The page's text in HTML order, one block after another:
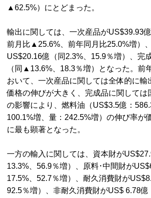
▲62.5%）にとどまった。
輸出に関しては、一次産品がUS$39.93
前月比▲25.6%、前年同月比25.0%増）
US$20.16億（同2.3%、15.9％増）、完
（同▲13.6%、18.3％増）となった。前
おいて、一次産品に関しては全体的に輸
価格の伸びが大きく、完成品に関しては
の影響により、燃料油（US$3.5億：
100.1%増、量：242.5%増）の伸び率が
に最も顕著となった。
一方の輸入に関しては、資本財が
13.3%、56.9％増）、原料･中間財が
17.5%、52.7％増）、耐久消費財が
92.5％増）、非耐久消費財がUS$ 6.78億